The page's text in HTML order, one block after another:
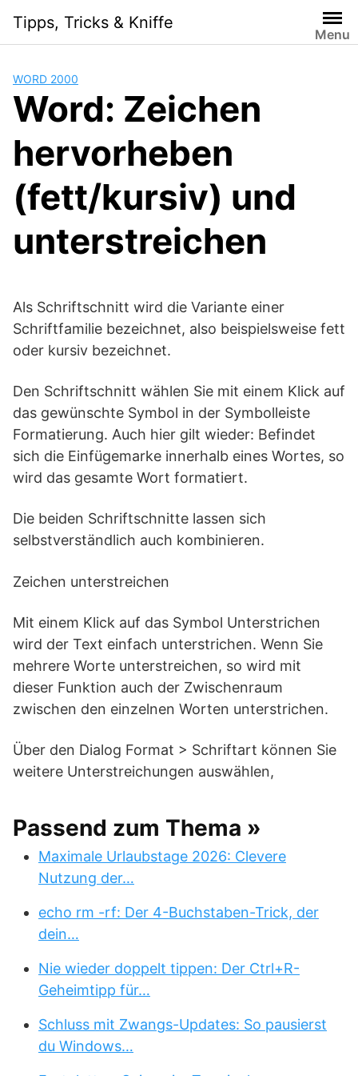
content
Tipps, Tricks & Kniffe
Menu
WORD 2000
Word: Zeichen
hervorheben
(fett/kursiv) und
unterstreichen
Als Schriftschnitt wird die Variante einer
Schriftfamilie bezeichnet, also beispielsweise fett
oder kursiv bezeichnet.
Den Schriftschnitt wählen Sie mit einem Klick auf
das gewünschte Symbol in der Symbolleiste
Formatierung. Auch hier gilt wieder: Befindet
sich die Einfügemarke innerhalb eines Wortes, so
wird das gesamte Wort formatiert.
Die beiden Schriftschnitte lassen sich
selbstverständlich auch kombinieren.
Zeichen unterstreichen
Mit einem Klick auf das Symbol Unterstrichen
wird der Text einfach unterstrichen. Wenn Sie
mehrere Worte unterstreichen, so wird mit
dieser Funktion auch der Zwischenraum
zwischen den einzelnen Worten unterstrichen.
Über den Dialog Format > Schriftart können Sie
weitere Unterstreichungen auswählen,
Passend zum Thema »
Maximale Urlaubstage 2026: Clevere
Nutzung der…
echo rm -rf: Der 4-Buchstaben-Trick, der
dein…
Nie wieder doppelt tippen: Der Ctrl+R-
Geheimtipp für…
Schluss mit Zwangs-Updates: So pausierst
du Windows…